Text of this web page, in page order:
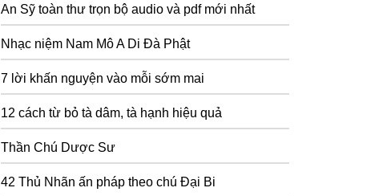
An Sỹ toàn thư trọn bộ audio và pdf mới nhất
Nhạc niệm Nam Mô A Di Đà Phật
7 lời khấn nguyện vào mỗi sớm mai
12 cách từ bỏ tà dâm, tà hạnh hiệu quả
Thần Chú Dược Sư
42 Thủ Nhãn ấn pháp theo chú Đại Bi